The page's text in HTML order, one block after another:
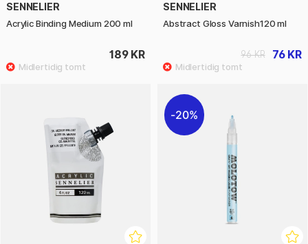
SENNELIER
Acrylic Binding Medium 200 ml
189 KR
SENNELIER
Abstract Gloss Varnish120 ml
76 KR
96 KR
20%